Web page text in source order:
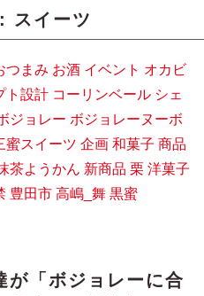
スイーツ
つまみ お酒 イベント オカビ
ト設計 コーリンベール シェ
ジョレー ボジョレーヌーボ
蜜スイーツ 企画 和菓子 商品
茶ようかん 新商品 栗 洋菓子
豊田市 高嶋_舞 黒蜜
が「ボジョレーに合